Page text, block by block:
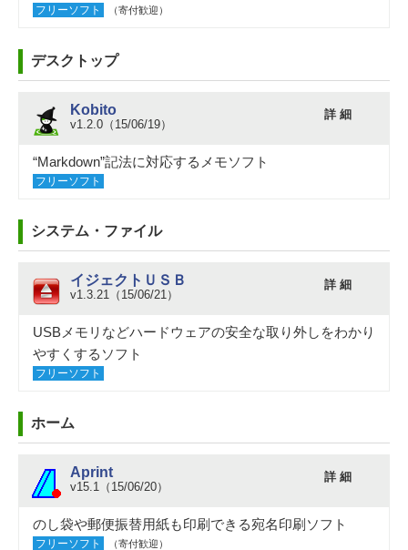
フリーソフト （寄付歓迎）
デスクトップ
Kobito
v1.2.0（15/06/19）
詳 細
“Markdown”記法に対応するメモソフト
フリーソフト
システム・ファイル
イジェクトＵＳＢ
v1.3.21（15/06/21）
詳 細
USBメモリなどハードウェアの安全な取り外しをわかり
やすくするソフト
フリーソフト
ホーム
Aprint
v15.1（15/06/20）
詳 細
のし袋や郵便振替用紙も印刷できる宛名印刷ソフト
フリーソフト （寄付歓迎）